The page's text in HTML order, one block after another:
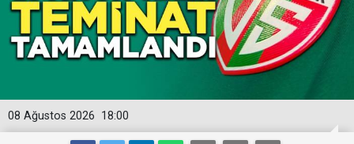
18:00
08 Ağustos 2026